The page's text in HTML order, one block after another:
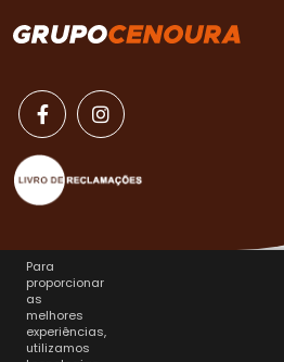
Para
proporcionar
as
melhores
experiências,
utilizamos